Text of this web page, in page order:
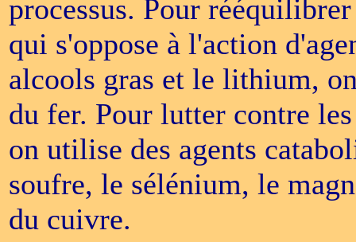
processus. Pour
qui s'oppose à l'action
alcools gras et le lithium,
du fer. Pour lutter contre
on utilise des agents
soufre, le sélénium, le
du cuivre.